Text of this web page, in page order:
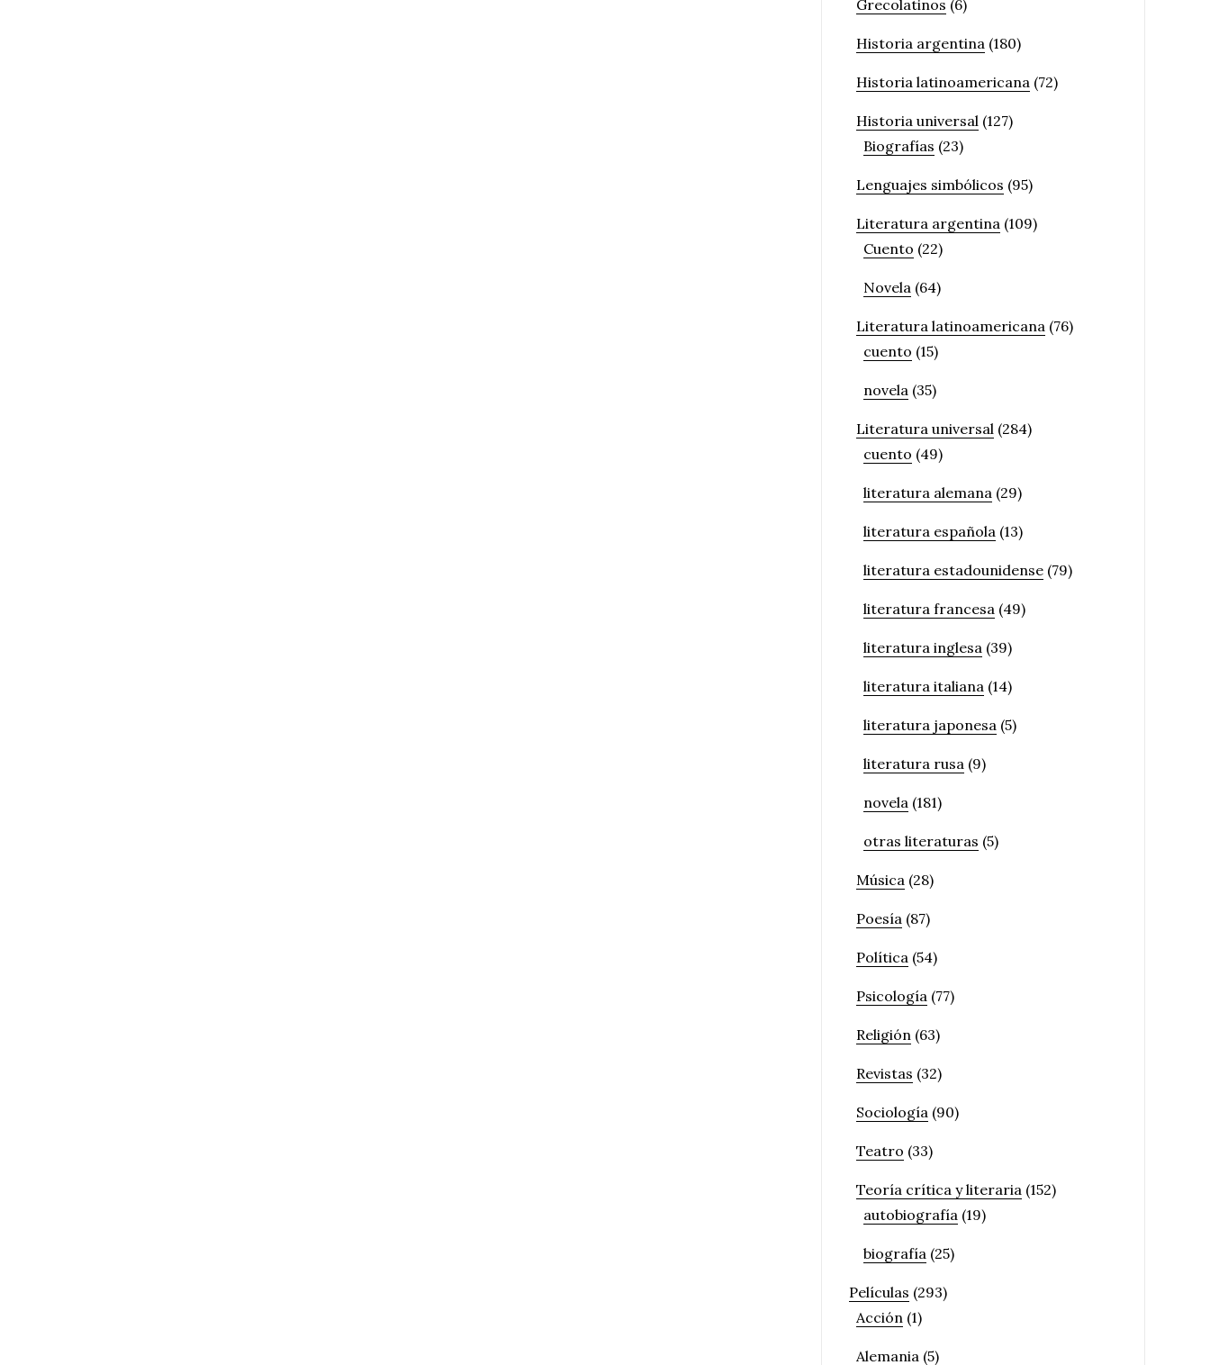
Grecolatinos (6)
Historia argentina (180)
Historia latinoamericana (72)
Historia universal (127)
Biografías (23)
Lenguajes simbólicos (95)
Literatura argentina (109)
Cuento (22)
Novela (64)
Literatura latinoamericana (76)
cuento (15)
novela (35)
Literatura universal (284)
cuento (49)
literatura alemana (29)
literatura española (13)
literatura estadounidense (79)
literatura francesa (49)
literatura inglesa (39)
literatura italiana (14)
literatura japonesa (5)
literatura rusa (9)
novela (181)
otras literaturas (5)
Música (28)
Poesía (87)
Política (54)
Psicología (77)
Religión (63)
Revistas (32)
Sociología (90)
Teatro (33)
Teoría crítica y literaria (152)
autobiografía (19)
biografía (25)
Películas (293)
Acción (1)
Alemania (5)